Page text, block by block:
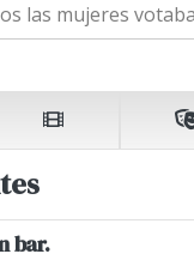
las mujeres
bar.